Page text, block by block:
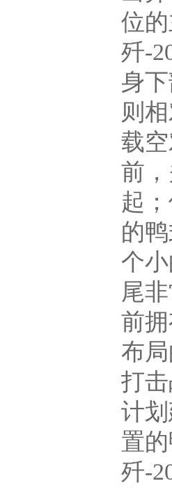
位
歼-
身
则
载
前
起
的
个
尾
前
布
打
计
置
歼-